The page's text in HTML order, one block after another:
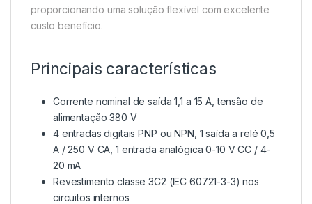
proporcionando uma solução flexível com excelente
custo benefício.
Principais características
Corrente nominal de saída 1,1 a 15 A, tensão de
alimentação 380 V
4 entradas digitais PNP ou NPN, 1 saída a relé 0,5
A / 250 V CA, 1 entrada analógica 0-10 V CC / 4-
20 mA
Revestimento classe 3C2 (IEC 60721-3-3) nos
circuitos internos